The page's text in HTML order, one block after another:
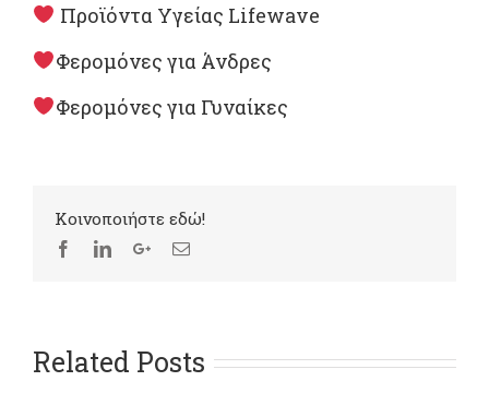
Προϊόντα Υγείας Lifewave
Φερομόνες για Άνδρες
Φερομόνες για Γυναίκες
Kοινοποιήστε εδώ!
Related Posts